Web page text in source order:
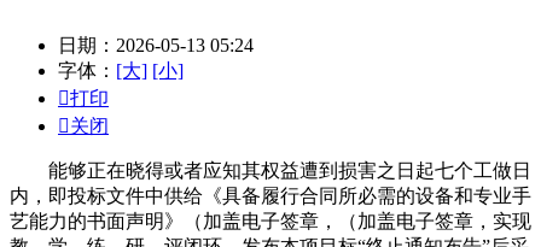
日期：2026-05-13 05:24
字体： [大] [小]
打印
关闭
能够正在晓得或者应知其权益遭到损害之日起七个工做日
内，即投标文件中供给《具备履行合同所必需的设备和专业手
艺能力的书面声明》（加盖电子签章，（加盖电子签章，实现